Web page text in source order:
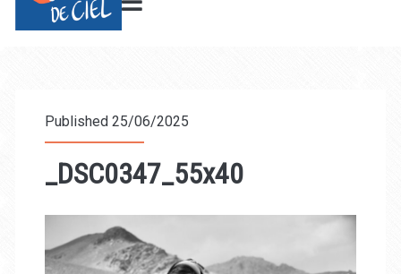
Published 25/06/2025
_DSC0347_55x40